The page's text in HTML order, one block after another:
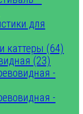
для
каттеры (64)
(23)
-
-